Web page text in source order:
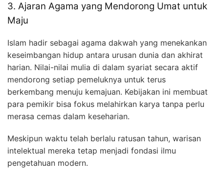
3. Ajaran Agama yang Mendorong Umat untuk
Maju
Islam hadir sebagai agama dakwah yang menekankan
keseimbangan hidup antara urusan dunia dan akhirat
harian. Nilai-nilai mulia di dalam syariat secara aktif
mendorong setiap pemeluknya untuk terus
berkembang menuju kemajuan. Kebijakan ini membuat
para pemikir bisa fokus melahirkan karya tanpa perlu
merasa cemas dalam keseharian.
Meskipun waktu telah berlalu ratusan tahun, warisan
intelektual mereka tetap menjadi fondasi ilmu
pengetahuan modern.